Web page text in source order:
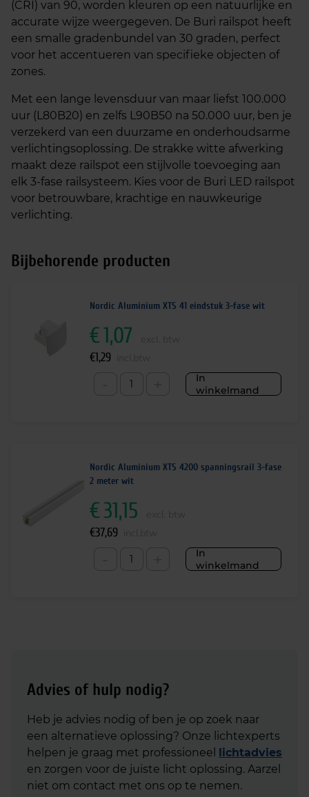
(CRI) van 90, worden kleuren op een natuurlijke en
accurate wijze weergegeven. De Buri railspot heeft
een smalle gradenbundel van 30 graden, perfect
voor het accentueren van specifieke objecten of
zones.
Met een lange levensduur van maar liefst 100.000
uur (L80B20) en zelfs L90B50 na 50.000 uur, ben je
verzekerd van een duurzame en onderhoudsarme
verlichtingsoplossing. De strakke witte afwerking
maakt deze railspot een stijlvolle toevoeging aan
elk 3-fase railsysteem. Kies voor de Buri LED railspot
voor betrouwbare, krachtige en nauwkeurige
verlichting.
Bijbehorende producten
Nordic Aluminium XTS 41 eindstuk 3-fase wit
In
winkelmand
€1,07
€1,29
Nordic Aluminium XTS 4200 spanningsrail 3-fase
2 meter wit
In
winkelmand
€31,15
€37,69
Advies of hulp nodig?
Heb je advies nodig of ben je op zoek naar
een alternatieve oplossing? Onze lichtexperts
helpen je graag met professioneel lichtadvies
en zorgen voor de juiste licht oplossing. Aarzel
niet om contact met ons op te nemen.